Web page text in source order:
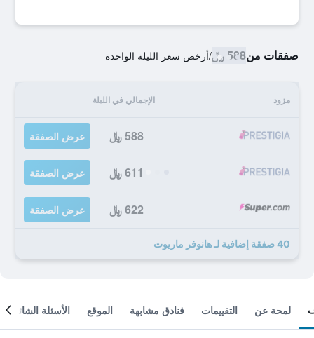
صفقات من588 ﷼ /أرخص سعر الليلة الواحدة
مزود الإجمالي في الليلة
588 ﷼ عرض الصفقة
611 ﷼ عرض الصفقة
622 ﷼ عرض الصفقة
40 صفقة إضافية لـ هانوفر ماريوت
لمحة عن التقييمات فنادق مشابهة الموقع الأسئلة الشائعة